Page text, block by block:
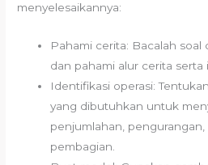
menyelesaikannya:
Pahami cerita: Bacalah
dan pahami alur cerita serta
Identifikasi operasi:
yang dibutuhkan untuk
penjumlahan, pengurangan,
pembagian.